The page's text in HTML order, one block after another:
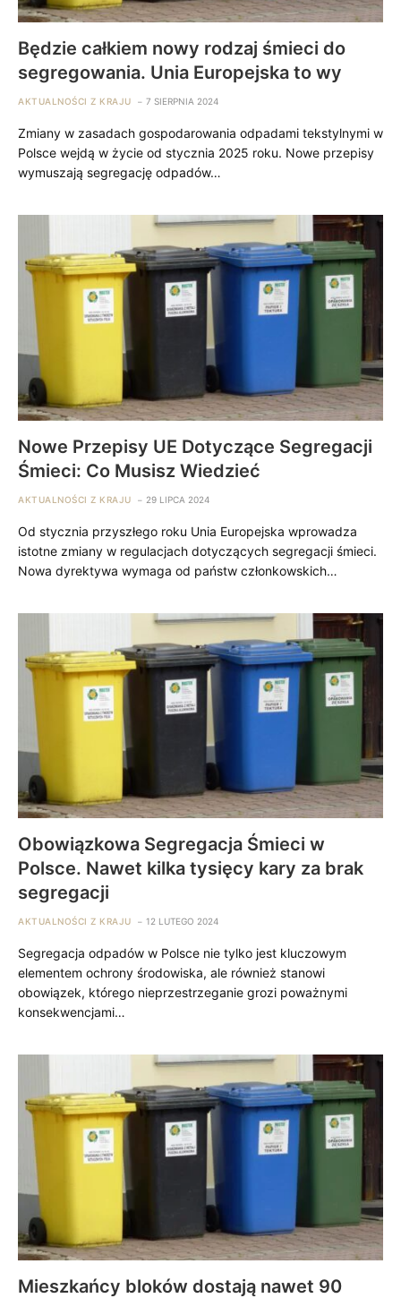
Będzie całkiem nowy rodzaj śmieci do
segregowania. Unia Europejska to wy
AKTUALNOŚCI Z KRAJU 7 SIERPNIA 2024
Zmiany w zasadach gospodarowania odpadami tekstylnymi w
Polsce wejdą w życie od stycznia 2025 roku. Nowe przepisy
wymuszają segregację odpadów…
Nowe Przepisy UE Dotyczące Segregacji
Śmieci: Co Musisz Wiedzieć
AKTUALNOŚCI Z KRAJU 29 LIPCA 2024
Od stycznia przyszłego roku Unia Europejska wprowadza
istotne zmiany w regulacjach dotyczących segregacji śmieci.
Nowa dyrektywa wymaga od państw członkowskich…
Obowiązkowa Segregacja Śmieci w
Polsce. Nawet kilka tysięcy kary za brak
segregacji
AKTUALNOŚCI Z KRAJU 12 LUTEGO 2024
Segregacja odpadów w Polsce nie tylko jest kluczowym
elementem ochrony środowiska, ale również stanowi
obowiązek, którego nieprzestrzeganie grozi poważnymi
konsekwencjami…
Mieszkańcy bloków dostają nawet 90